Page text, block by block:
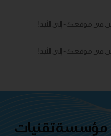
في موقعك - ​​إلى الأبد!
في موقعك - ​​إلى الأبد!
مؤسسة تقنيات